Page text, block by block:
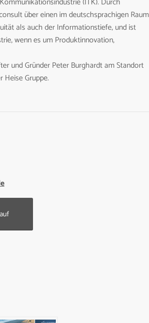
über einen im deutschsprachigen Raum
als auch der Informationstiefe, und ist
wenn es um Produktinnovation,
und Gründer Peter Burghardt am Standort
Gruppe.